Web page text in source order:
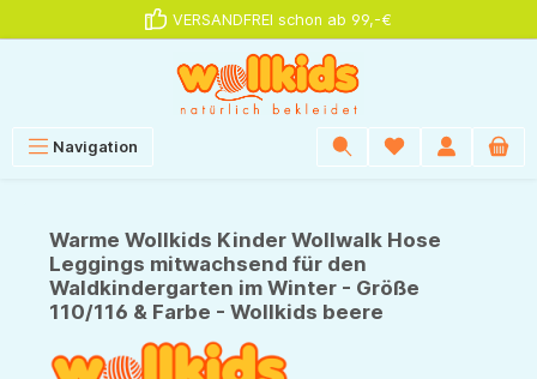
VERSANDFREI schon ab 99,-€
Navigation
Warme Wollkids Kinder Wollwalk Hose
Leggings mitwachsend für den
Waldkindergarten im Winter - Größe
110/116 & Farbe - Wollkids beere